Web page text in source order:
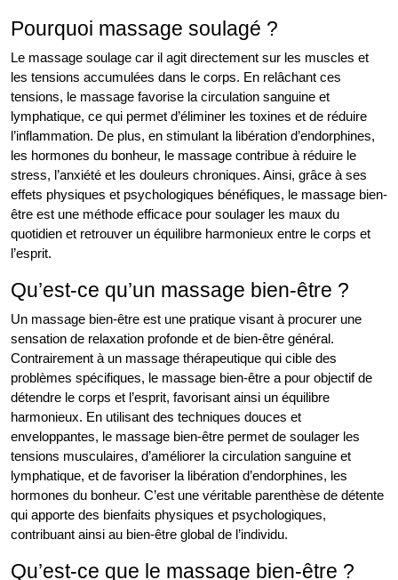
Pourquoi massage soulagé ?
Le massage soulage car il agit directement sur les muscles et
les tensions accumulées dans le corps. En relâchant ces
tensions, le massage favorise la circulation sanguine et
lymphatique, ce qui permet d’éliminer les toxines et de réduire
l’inflammation. De plus, en stimulant la libération d’endorphines,
les hormones du bonheur, le massage contribue à réduire le
stress, l’anxiété et les douleurs chroniques. Ainsi, grâce à ses
effets physiques et psychologiques bénéfiques, le massage bien-
être est une méthode efficace pour soulager les maux du
quotidien et retrouver un équilibre harmonieux entre le corps et
l’esprit.
Qu’est-ce qu’un massage bien-être ?
Un massage bien-être est une pratique visant à procurer une
sensation de relaxation profonde et de bien-être général.
Contrairement à un massage thérapeutique qui cible des
problèmes spécifiques, le massage bien-être a pour objectif de
détendre le corps et l’esprit, favorisant ainsi un équilibre
harmonieux. En utilisant des techniques douces et
enveloppantes, le massage bien-être permet de soulager les
tensions musculaires, d’améliorer la circulation sanguine et
lymphatique, et de favoriser la libération d’endorphines, les
hormones du bonheur. C’est une véritable parenthèse de détente
qui apporte des bienfaits physiques et psychologiques,
contribuant ainsi au bien-être global de l’individu.
Qu’est-ce que le massage bien-être ?